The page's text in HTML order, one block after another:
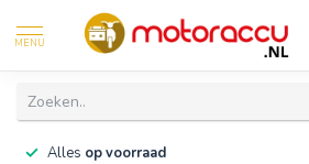
MENU
Alles op voorraad